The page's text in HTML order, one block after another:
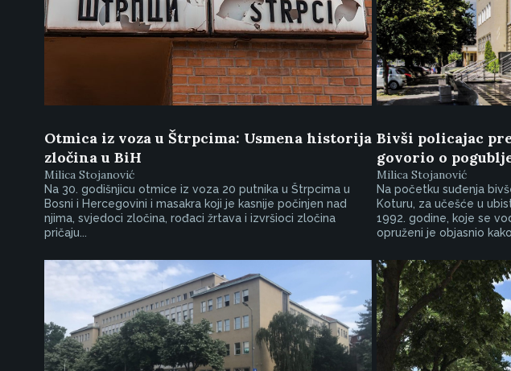
Otmica iz voza u Štrpcima: Usmena historija
zločina u BiH
Milica Stojanović
Na 30. godišnjicu otmice iz voza 20 putnika u Štrpcima u
Bosni i Hercegovini i masakra koji je kasnije počinjen nad
njima, svjedoci zločina, rođaci žrtava i izvršioci zločina
pričaju...
Bivši policajac
govorio o
Milica Stojanović
Na početku suđenja
Koturu, za učešće u
1992. godine, koje se
opruženi je objasnio kako